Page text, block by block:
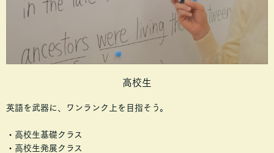
高校生
英語を武器に、ワンランク上を目指そう。
・高校生基礎クラス
・高校生発展クラス